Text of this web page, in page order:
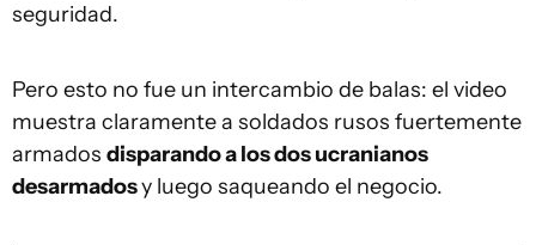
seguridad.
Pero esto no fue un intercambio de balas: el video
muestra claramente a soldados rusos fuertemente
armados disparando a los dos ucranianos
desarmadosy luego saqueando el negocio.